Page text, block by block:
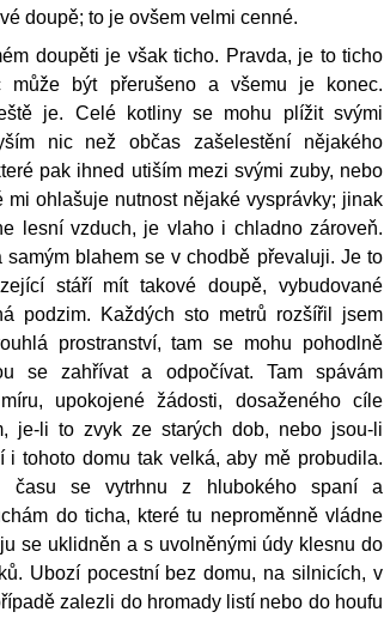
doupě; to je ovšem velmi cenné.
doupěti je však ticho. Pravda, je to ticho
může být přerušeno a všemu je konec.
je. Celé kotliny se mohu plížit svými
nic než občas zašelestění nějakého
pak ihned utiším mezi svými zuby, nebo
mi ohlašuje nutnost nějaké vysprávky; jinak
lesní vzduch, je vlaho i chladno zároveň.
samým blahem se v chodbě převaluji. Je to
stáří mít takové doupě, vybudované
podzim. Každých sto metrů rozšířil jsem
prostranství, tam se mohu pohodlně
se zahřívat a odpočívat. Tam spávám
upokojené žádosti, dosaženého cíle
je-li to zvyk ze starých dob, nebo jsou-li
i tohoto domu tak velká, aby mě probudila.
času se vytrhnu z hlubokého spaní a
do ticha, které tu neproměnně vládne
se uklidněn a s uvolněnými údy klesnu do
Ubozí pocestní bez domu, na silnicích, v
zalezli do hromady listí nebo do houfu